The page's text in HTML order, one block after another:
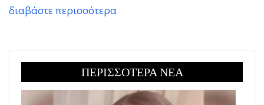
διαβάστε περισσότερα
ΠΕΡΙΣΣΟΤΕΡΑ ΝΕΑ